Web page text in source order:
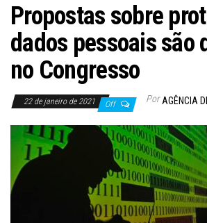
Propostas sobre
dados pessoais são
no Congresso
22 de janeiro de 2021 Off Por AGÊNCIA